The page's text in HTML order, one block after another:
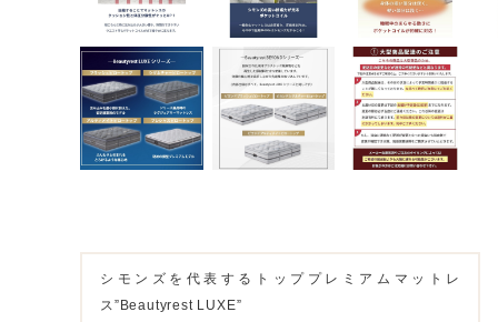
シモンズを代表するトッププレミアムマットレ
ス”Beautyrest LUXE”